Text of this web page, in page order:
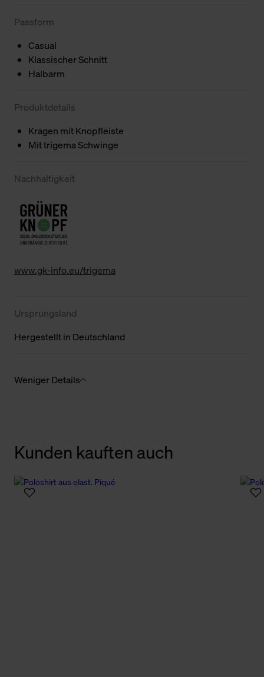
Passform
Casual
Klassischer Schnitt
Halbarm
Produktdetails
Kragen mit Knopfleiste
Mit trigema Schwinge
Nachhaltigkeit
www.gk-info.eu/trigema
Ursprungsland
Hergestellt in Deutschland
Weniger Details
Kunden kauften auch